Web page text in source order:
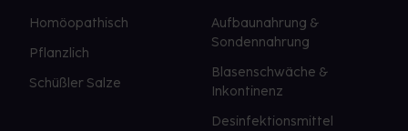
Homöopathisch
Pflanzlich
Schüßler Salze
Aufbaunahrung &
Sondennahrung
Blasenschwäche &
Inkontinenz
Desinfektionsmittel